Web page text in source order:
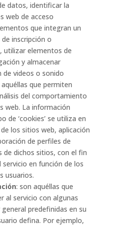
datos, identificar la
web de acceso
que integran un
inscripción o
utilizar elementos de
y almacenar
de videos o sonido
que permiten
del comportamiento
web. La información
de ‘cookies’ se utiliza en
los sitios web, aplicación
de perfiles de
de dichos sitios, con el fin
en función de los
usuarios.
: son aquéllas que
al servicio con algunas
predefinidas en su
defina. Por ejemplo,